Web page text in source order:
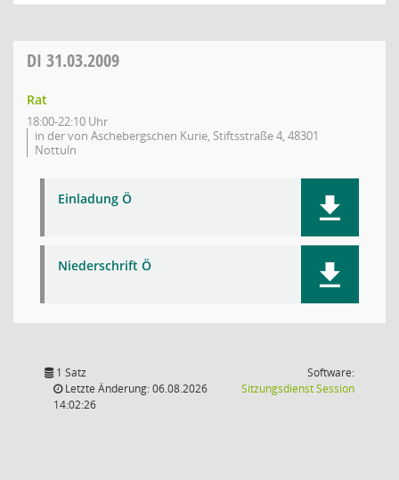
DI 31.03.2009
Rat
18:00-22:10 Uhr
in der von Aschebergschen Kurie, Stiftsstraße 4, 48301
Nottuln
Einladung Ö
Niederschrift Ö
1 Satz
Letzte Änderung: 06.08.2026
14:02:26
Software:
SitzungsdienstSession(Wird in